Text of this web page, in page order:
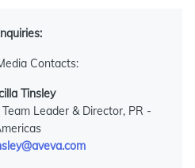
Contacts:
Tinsley
Leader & Director, PR -